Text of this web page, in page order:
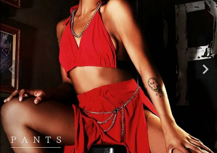
＝ボムシェル】はダンス衣装専門ブランド。
衣装ならお任せ！オリジナル衣装やダンス衣装のトータル
ィネートのご提案。 ボムシェルならではの最新で斬新な
えをお届け。 撮影で使用してる小物や靴などダンサー必
ーデはイメージしやすく、全てボムシェルでご購入可能。
とは差別化出来るしっかりした衣装のご提案はダンサー
ージ映えを全力で応援してます。
商品一覧
【B/bomb
「これど
好き女子
レッスン